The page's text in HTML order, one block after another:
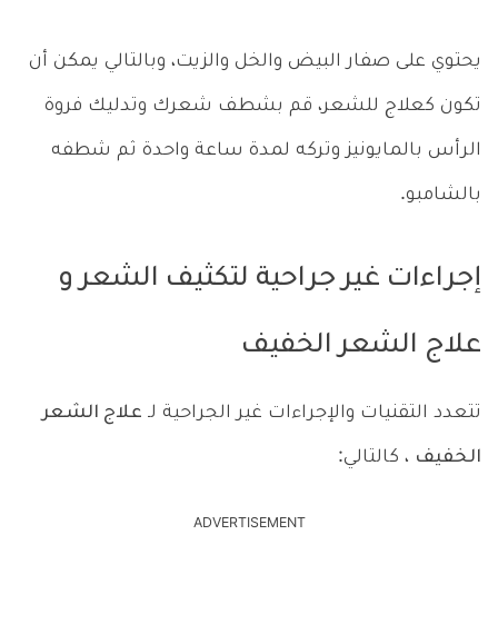
يحتوي على صفار البيض والخل والزيت، وبالتالي يمكن أن
تكون كعلاج للشعر، قم بشطف شعرك وتدليك فروة
الرأس بالمايونيز وتركه لمدة ساعة واحدة ثم شطفه
بالشامبو.
إجراءات غير جراحية لتكثيف الشعر و
علاج الشعر الخفيف
تتعدد التقنيات والإجراءات غير الجراحية لـ علاج الشعر
الخفيف ، كالتالي:
ADVERTISEMENT